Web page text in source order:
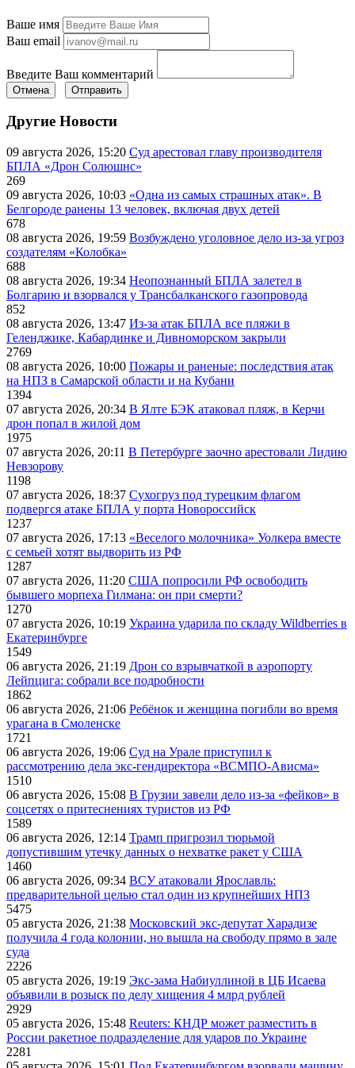
Ваше имя
Ваш email
Введите Ваш комментарий
Отмена Отправить
Другие Новости
09 августа 2026, 15:20 Суд арестовал главу производителя
БПЛА «Дрон Солюшнс»
269
09 августа 2026, 10:03 «Одна из самых страшных атак». В
Белгороде ранены 13 человек, включая двух детей
678
08 августа 2026, 19:59 Возбуждено уголовное дело из-за угроз
создателям «Колобка»
688
08 августа 2026, 19:34 Неопознанный БПЛА залетел в
Болгарию и взорвался у Трансбалканского газопровода
852
08 августа 2026, 13:47 Из-за атак БПЛА все пляжи в
Геленджике, Кабардинке и Дивноморском закрыли
2769
08 августа 2026, 10:00 Пожары и раненые: последствия атак
на НПЗ в Самарской области и на Кубани
1394
07 августа 2026, 20:34 В Ялте БЭК атаковал пляж, в Керчи
дрон попал в жилой дом
1975
07 августа 2026, 20:11 В Петербурге заочно арестовали Лидию
Невзорову
1198
07 августа 2026, 18:37 Сухогруз под турецким флагом
подвергся атаке БПЛА у порта Новороссийск
1237
07 августа 2026, 17:13 «Веселого молочника» Уолкера вместе
с семьей хотят выдворить из РФ
1287
07 августа 2026, 11:20 США попросили РФ освободить
бывшего морпеха Гилмана: он при смерти?
1270
07 августа 2026, 10:19 Украина ударила по складу Wildberries в
Екатеринбурге
1549
06 августа 2026, 21:19 Дрон со взрывчаткой в аэропорту
Лейпцига: собрали все подробности
1862
06 августа 2026, 21:06 Ребёнок и женщина погибли во время
урагана в Смоленске
1721
06 августа 2026, 19:06 Суд на Урале приступил к
рассмотрению дела экс-гендиректора «ВСМПО-Ависма»
1510
06 августа 2026, 15:08 В Грузии завели дело из-за «фейков» в
соцсетях о притеснениях туристов из РФ
1589
06 августа 2026, 12:14 Трамп пригрозил тюрьмой
допустившим утечку данных о нехватке ракет у США
1460
06 августа 2026, 09:34 ВСУ атаковали Ярославль:
предварительной целью стал один из крупнейших НПЗ
5475
05 августа 2026, 21:38 Московский экс-депутат Харадизе
получила 4 года колонии, но вышла на свободу прямо в зале
суда
2226
05 августа 2026, 19:19 Экс-зама Набиуллиной в ЦБ Исаева
объявили в розыск по делу хищения 4 млрд рублей
2929
05 августа 2026, 15:48 Reuters: КНДР может разместить в
России ракетное подразделение для ударов по Украине
2281